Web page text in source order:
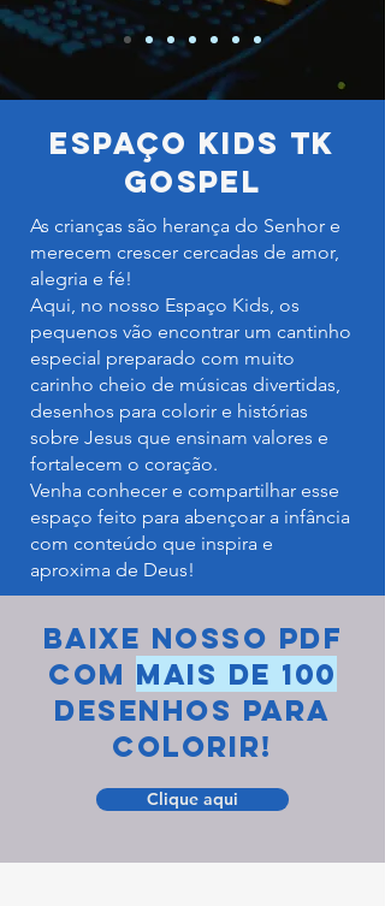
Espaço Kids TK
Gospel
As crianças são herança do Senhor e
merecem crescer cercadas de amor,
alegria e fé!
Aqui, no nosso Espaço Kids, os
pequenos vão encontrar um cantinho
especial preparado com muito
carinho cheio de músicas divertidas,
desenhos para colorir e histórias
sobre Jesus que ensinam valores e
fortalecem o coração.
Venha conhecer e compartilhar esse
espaço feito para abençoar a infância
com conteúdo que inspira e
aproxima de Deus!
BAIXE nosso pdf
com mais de 100
desenhos para
colorir!
Clique aqui